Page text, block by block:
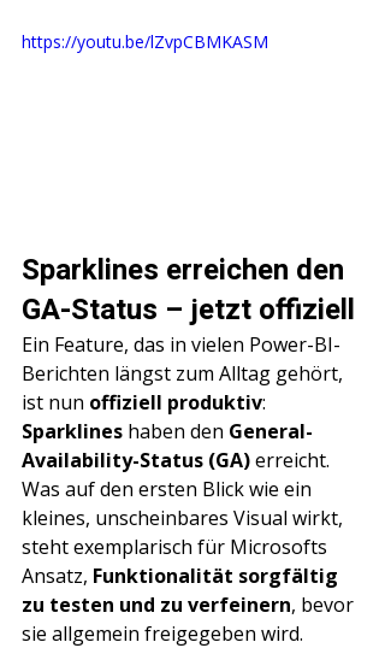
https://youtu.be/lZvpCBMKASM
Sparklines erreichen den
GA-Status – jetzt offiziell
Ein Feature, das in vielen Power-BI-
Berichten längst zum Alltag gehört,
ist nun offiziell produktiv:
Sparklines haben den General-
Availability-Status (GA) erreicht.
Was auf den ersten Blick wie ein
kleines, unscheinbares Visual wirkt,
steht exemplarisch für Microsofts
Ansatz, Funktionalität sorgfältig
zu testen und zu verfeinern, bevor
sie allgemein freigegeben wird.